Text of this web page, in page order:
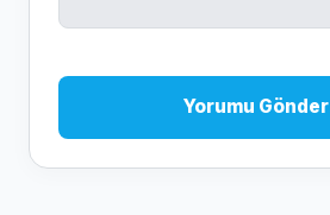
Yorumu Gönder